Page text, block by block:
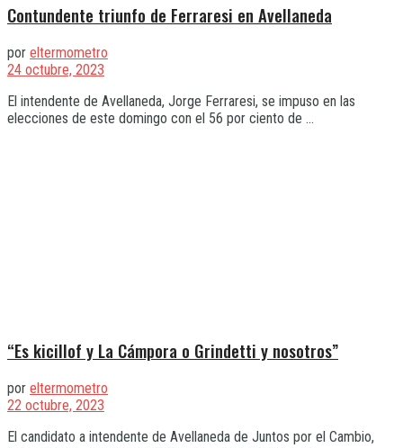
Contundente triunfo de Ferraresi en Avellaneda
por eltermometro
24 octubre, 2023
El intendente de Avellaneda, Jorge Ferraresi, se impuso en las
elecciones de este domingo con el 56 por ciento de ...
“Es kicillof y La Cámpora o Grindetti y nosotros”
por eltermometro
22 octubre, 2023
El candidato a intendente de Avellaneda de Juntos por el Cambio,